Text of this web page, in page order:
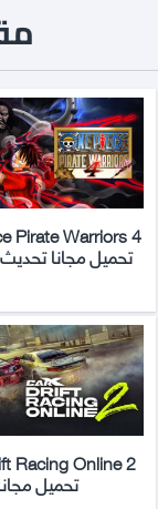
Pirate Warriors 4
تحميل مجانا تحديث
Racing Online 2
تحميل